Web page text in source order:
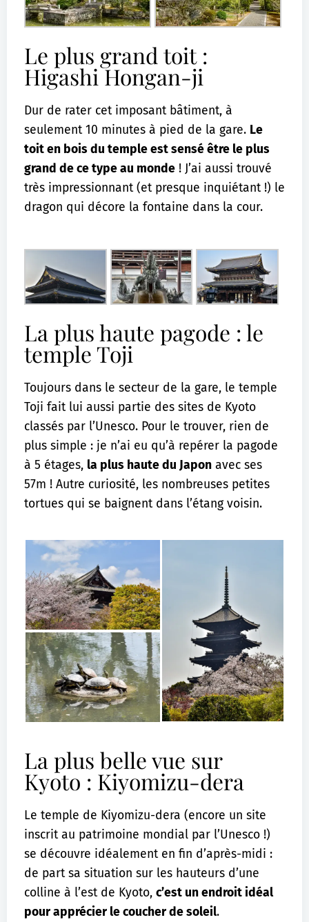
Le plus grand toit :
Higashi Hongan-ji
Dur de rater cet imposant bâtiment, à
seulement 10 minutes à pied de la gare. Le
toit en bois du temple est sensé être le plus
grand de ce type au monde ! J’ai aussi trouvé
très impressionnant (et presque inquiétant !) le
dragon qui décore la fontaine dans la cour.
La plus haute pagode : le
temple Toji
Toujours dans le secteur de la gare, le temple
Toji fait lui aussi partie des sites de Kyoto
classés par l’Unesco. Pour le trouver, rien de
plus simple : je n’ai eu qu’à repérer la pagode
à 5 étages, la plus haute du Japon avec ses
57m ! Autre curiosité, les nombreuses petites
tortues qui se baignent dans l’étang voisin.
La plus belle vue sur
Kyoto : Kiyomizu-dera
Le temple de Kiyomizu-dera (encore un site
inscrit au patrimoine mondial par l’Unesco !)
se découvre idéalement en fin d’après-midi :
de part sa situation sur les hauteurs d’une
colline à l’est de Kyoto, c’est un endroit idéal
pour apprécier le coucher de soleil.